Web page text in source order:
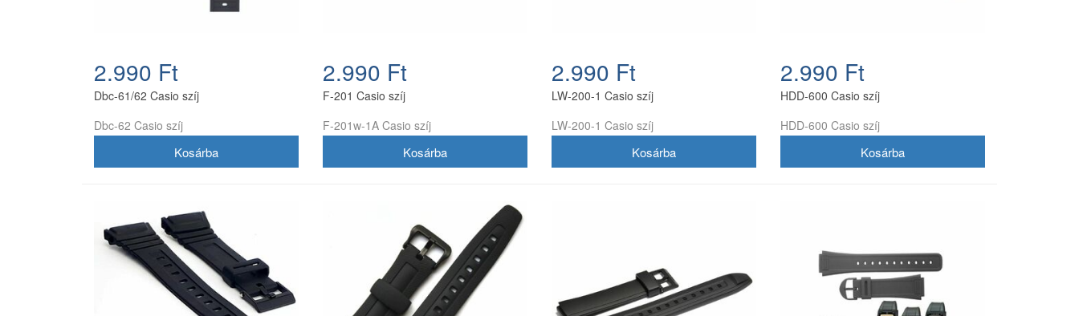
2.990 Ft
Dbc-61/62 Casio szíj
Dbc-62 Casio szíj
2.990 Ft
F-201 Casio szíj
F-201w-1A Casio szíj
2.990 Ft
LW-200-1 Casio szíj
LW-200-1 Casio szíj
2.990 Ft
HDD-600 Casio szíj
HDD-600 Casio szíj